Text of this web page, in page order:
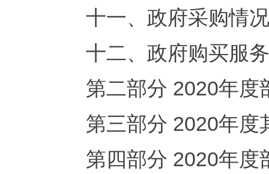
十一、政府采购情
十二、政府购买服务
第二部分 2020年度
第三部分 2020年度
第四部分 2020年度